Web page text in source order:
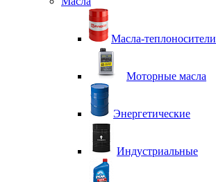
Масла-теплоносители
Моторные масла
Энергетические
Индустриальные